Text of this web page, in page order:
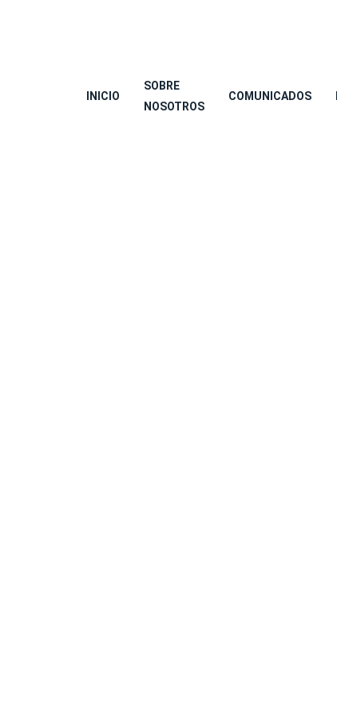
INICIO
SOBRE
NOSOTROS
COMUNICADOS